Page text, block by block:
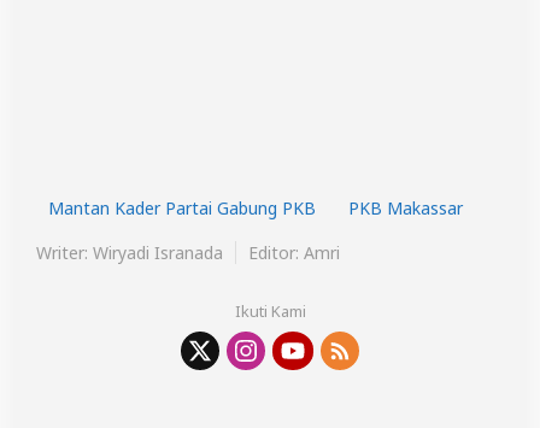
Mantan Kader Partai Gabung PKB
PKB Makassar
Writer: Wiryadi Isranada
Editor: Amri
Ikuti Kami